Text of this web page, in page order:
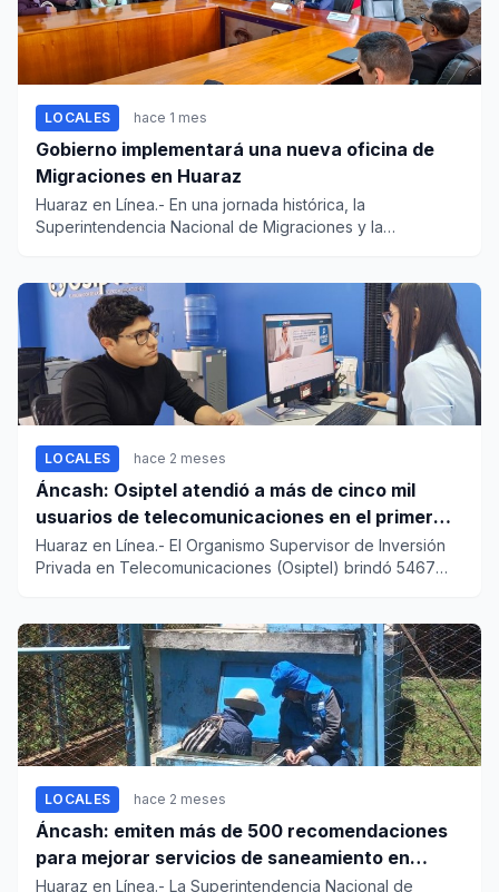
LOCALES hace 1 mes
Gobierno implementará una nueva oficina de
Migraciones en Huaraz
Huaraz en Línea.- En una jornada histórica, la
Superintendencia Nacional de Migraciones y la
LOCALES hace 2 meses
Áncash: Osiptel atendió a más de cinco mil
usuarios de telecomunicaciones en el primer
trimestre de 2026
Huaraz en Línea.- El Organismo Supervisor de Inversión
Privada en Telecomunicaciones (Osiptel) brindó 5467
LOCALES hace 2 meses
Áncash: emiten más de 500 recomendaciones
para mejorar servicios de saneamiento en
ciudades pequeñas y rurales
Huaraz en Línea.- La Superintendencia Nacional de